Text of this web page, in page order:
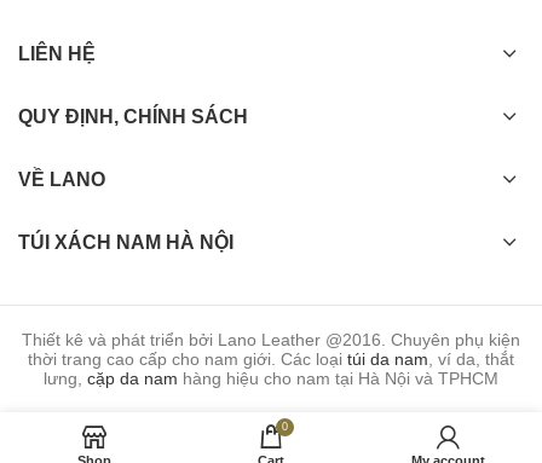
LIÊN HỆ
QUY ĐỊNH, CHÍNH SÁCH
VỀ LANO
TÚI XÁCH NAM HÀ NỘI
Thiết kê và phát triển bởi Lano Leather @2016. Chuyên phụ kiện
thời trang cao cấp cho nam giới. Các loại túi da nam, ví da, thắt
lưng, cặp da nam hàng hiệu cho nam tại Hà Nội và TPHCM
0